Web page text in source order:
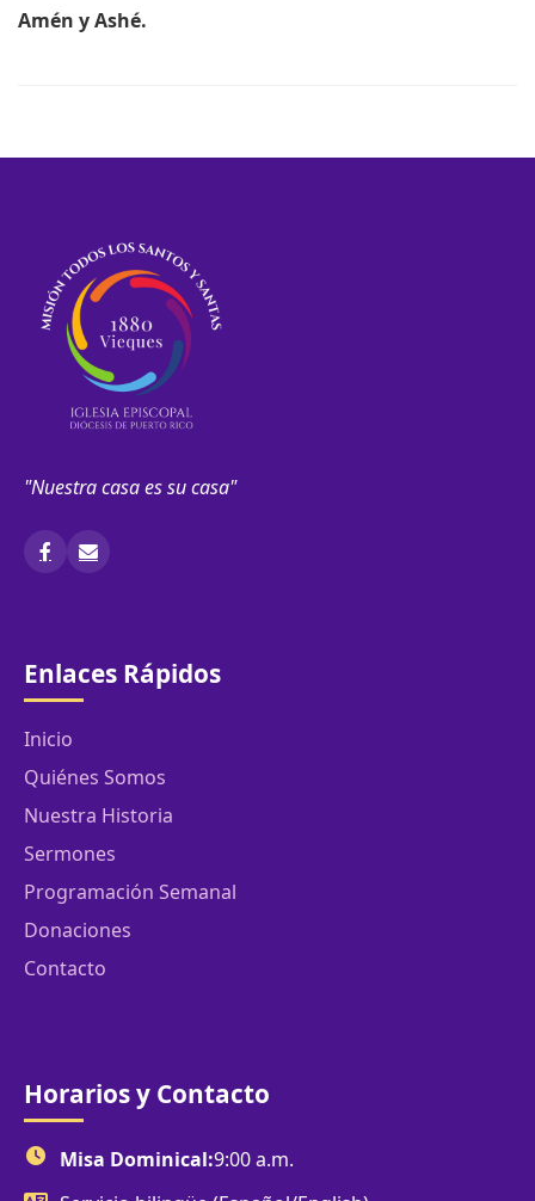
Amén y Ashé.
de
"Nuestra casa es su casa"
Enlaces Rápidos
Inicio
Quiénes Somos
Nuestra Historia
Sermones
Programación Semanal
Donaciones
Contacto
Horarios y Contacto
Misa Dominical:9:00 a.m.